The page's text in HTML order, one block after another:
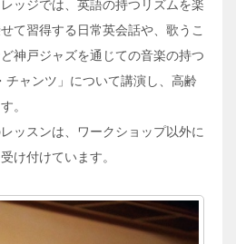
ッジでは、英語の持つリズムを楽
て習得する日常英会話や、歌うこ
神戸ジャズを通じての音楽の持つ
チャンツ」について講演し、高齢
。
ッスンは、ワークショップ以外に
け付けています。